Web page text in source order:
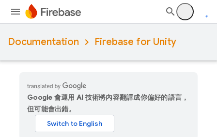
Documentation Firebase for Unity
Google 會運用 AI 技術將內容翻譯成你偏好的語言，
但可能會出錯。